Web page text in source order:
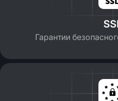
Гарантии